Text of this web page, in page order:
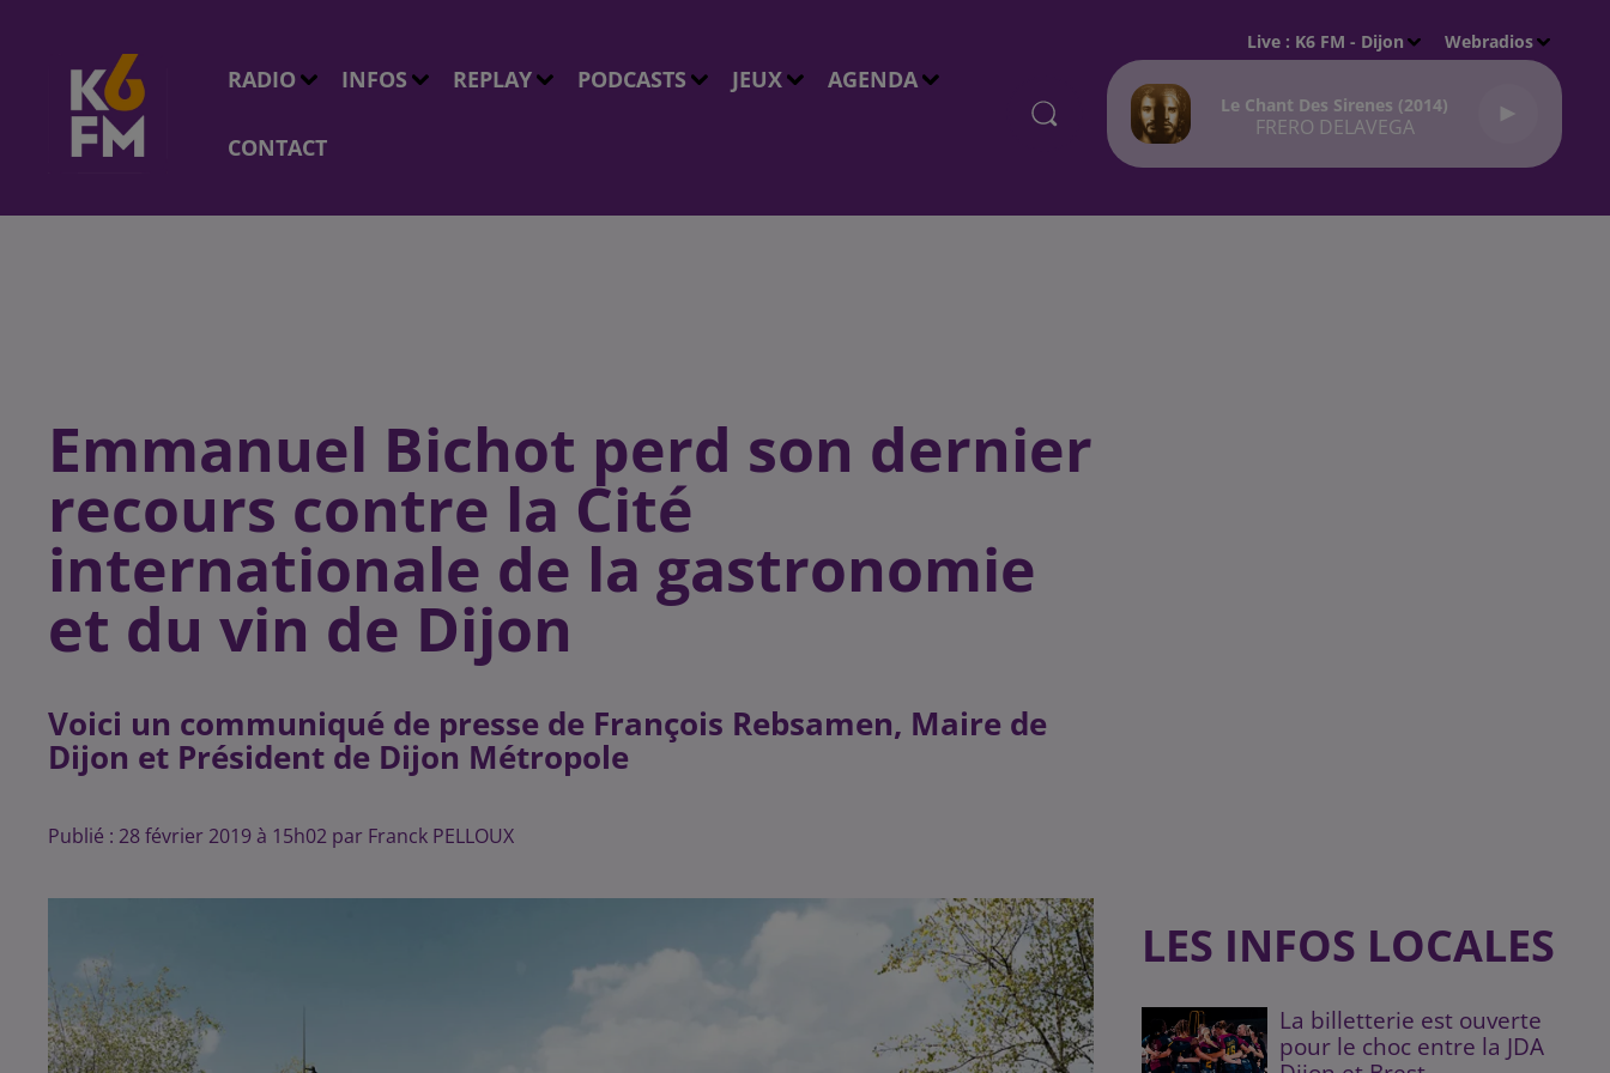
RADIO INFOS REPLAY PODCASTS JEUX AGENDA
CONTACT
Live : K6 FM - Dijon Webradios
Le Chant Des Sirenes (2014)
FRERO DELAVEGA
Emmanuel Bichot perd son dernier
recours contre la Cité
internationale de la gastronomie
et du vin de Dijon
Voici un communiqué de presse de François Rebsamen, Maire de
Dijon et Président de Dijon Métropole
Publié : 28 février 2019 à 15h02 par Franck PELLOUX
LES INFOS LOCALES
La billetterie est ouverte
pour le choc entre la JDA